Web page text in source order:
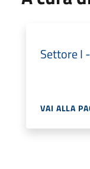
Settore I
VAI ALLA